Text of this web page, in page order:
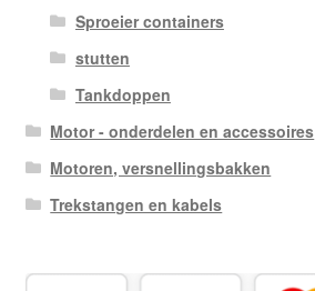
Sproeier containers
stutten
Tankdoppen
Motor - onderdelen en accessoires
Motoren, versnellingsbakken
Trekstangen en kabels